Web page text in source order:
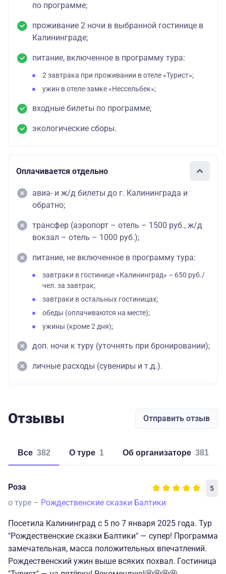
по программе;
проживание 2 ночи в выбранной гостинице в
Калининграде;
питание, включенное в программу тура:
2 завтрака при проживании в отеле «Турист»;
ужин в отеле-замке «Нессельбек»;
входные билеты по программе;
экологические сборы.
Оплачивается отдельно
авиа- и ж/д билеты до г. Калининграда и
обратно;
трансфер (аэропорт – отель – 1500 руб., ж/д
вокзал – отель – 1000 руб.);
питание, не включенное в программу тура:
завтраки в гостинице «Калининград» – 650 руб./
чел. за завтрак;
завтраки в остальных гостиницах;
обеды (оплачиваются на месте);
ужины (кроме 2 дня);
доп. ночи к туру (уточнять при бронировании);
личные расходы (сувениры и т.д.).
Отзывы Отправить отзыв
Все 382 о туре 1 об организаторе 381
Роза 5
о туре – Рождественские сказки Балтики
Посетила Калининград с 5 по 7 января 2025 года. Тур
"Рождественские сказки Балтики" — супер! Программа
замечательная, масса положительных впечатлений.
Рождественский ужин выше всяких похвал. Гостиница